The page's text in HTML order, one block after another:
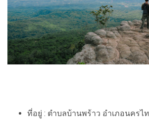
ที่อยู่ : ตำบลบ้านพร้าว อำเภอนคร